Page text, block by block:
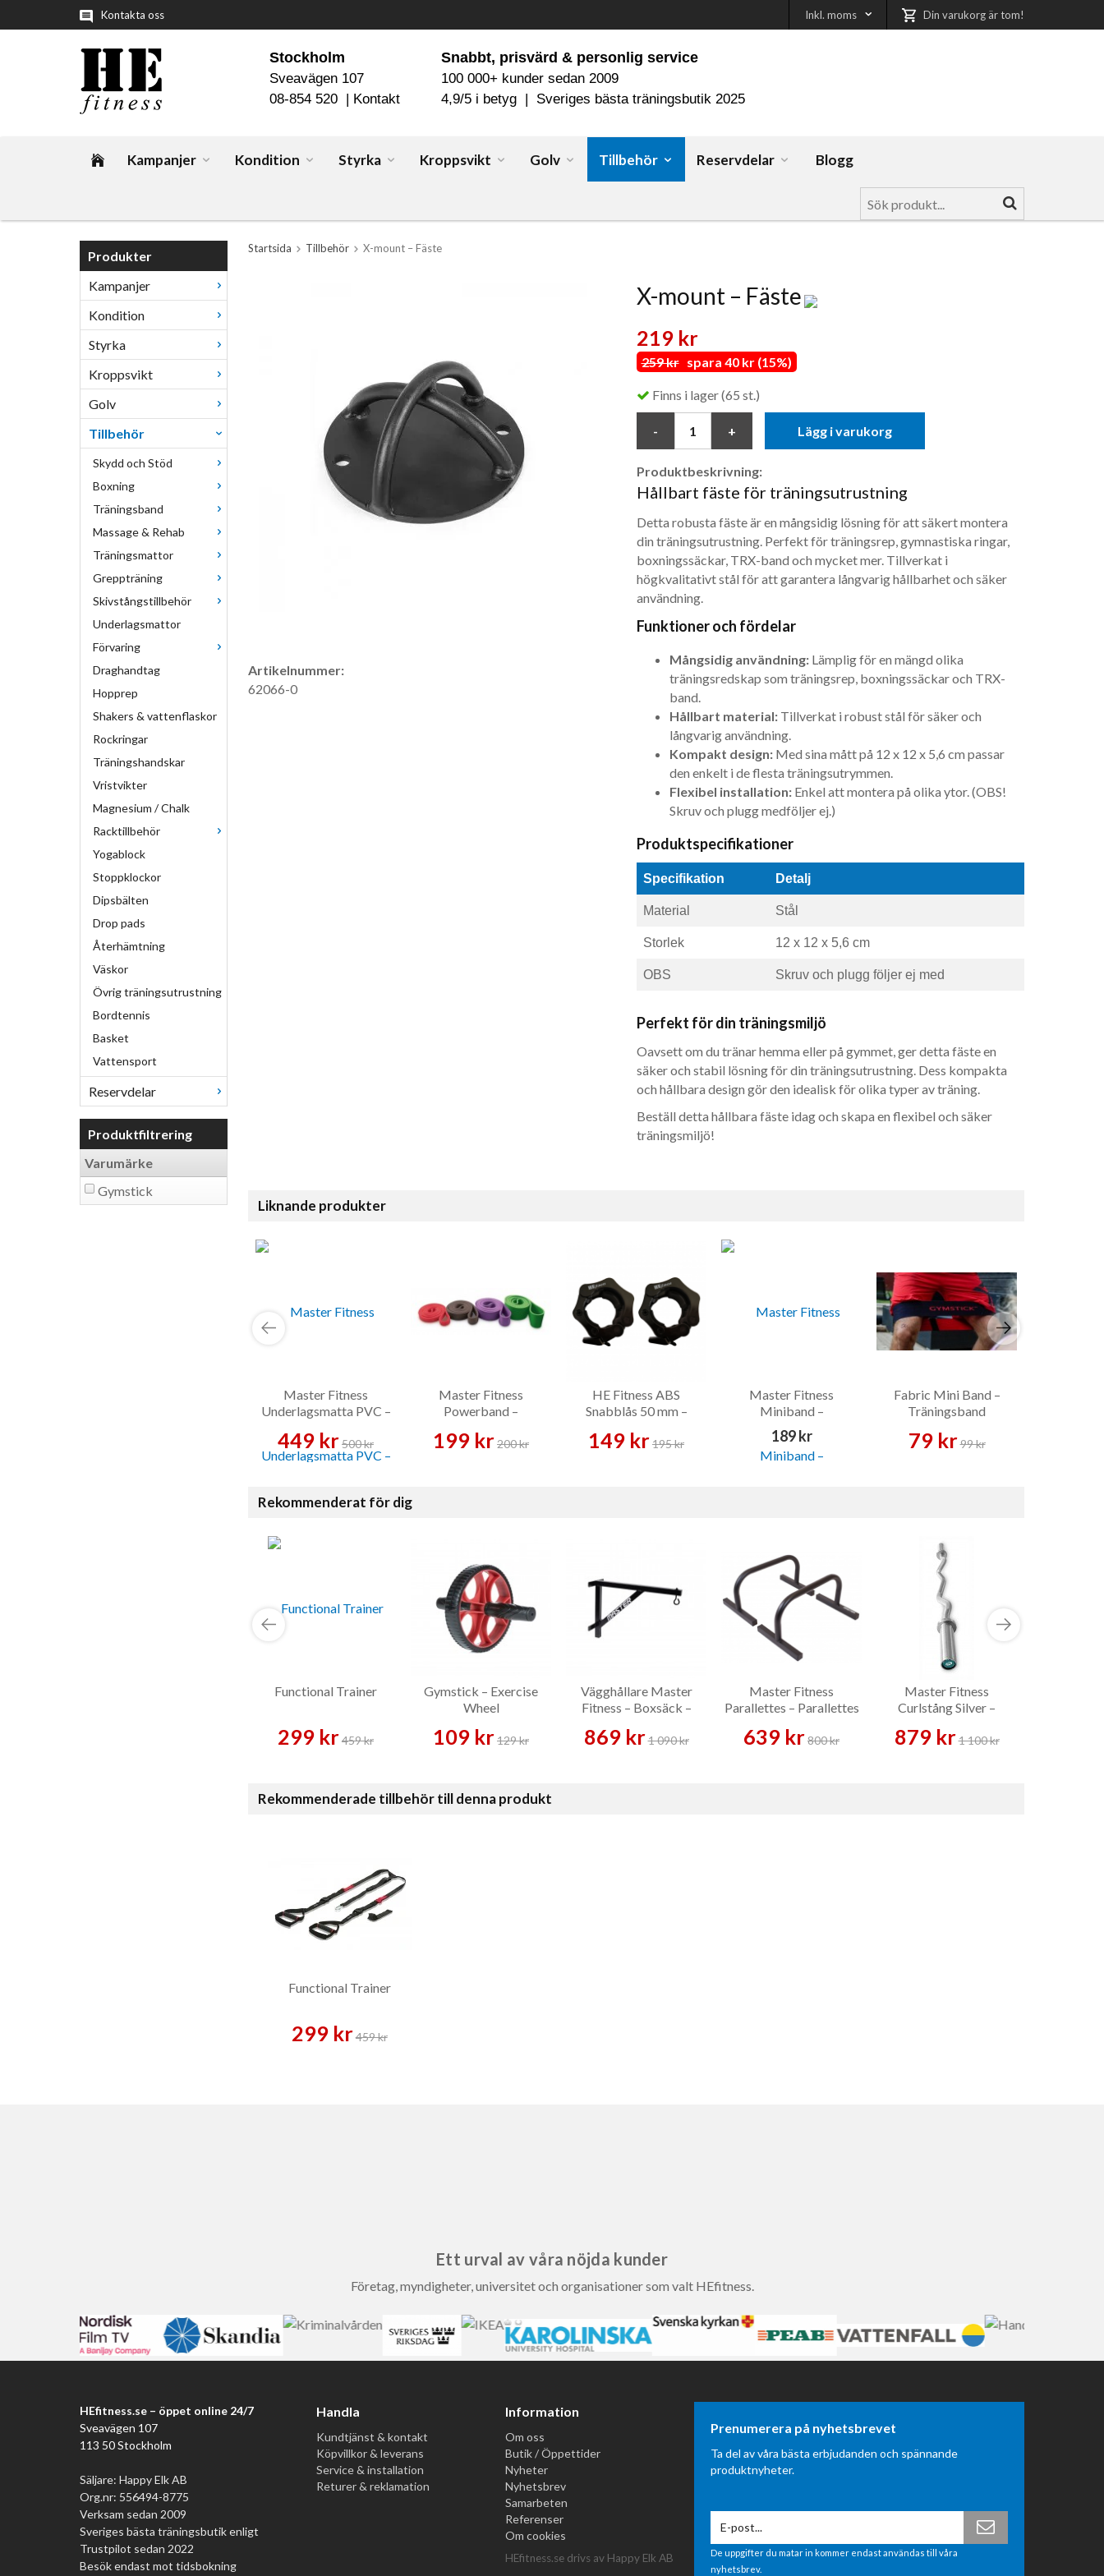
Kontakta oss Inkl. moms Din varukorg är tom!
Snabbt, prisvärd & personlig service
100 000+ kunder sedan 2009
4,9/5 i betyg | Sveriges bästa träningsbutik 2025
Stockholm
Sveavägen 107
08-854 520 | Kontakt
Kampanjer Kondition Styrka Kroppsvikt Golv Tillbehör Reservdelar Blogg
Produkter
Kampanjer
Kondition
Styrka
Kroppsvikt
Golv
Tillbehör
Skydd och Stöd
Boxning
Träningsband
Massage & Rehab
Träningsmattor
Greppträning
Skivstångstillbehör
Underlagsmattor
Förvaring
Draghandtag
Hopprep
Shakers & vattenflaskor
Rockringar
Träningshandskar
Vristvikter
Magnesium / Chalk
Racktillbehör
Yogablock
Stoppklockor
Dipsbälten
Drop pads
Återhämtning
Väskor
Övrig träningsutrustning
Bordtennis
Basket
Vattensport
Reservdelar
Produktfiltrering
Varumärke
Gymstick
Startsida Tillbehör X-mount – Fäste
X-mount – Fäste
219 kr
259 krspara 40 kr (15%)
Finns i lager (65 st.)
Lägg i varukorg
Produktbeskrivning:
Hållbart fäste för träningsutrustning
Detta robusta fäste är en mångsidig lösning för att säkert montera
din träningsutrustning. Perfekt för träningsrep, gymnastiska ringar,
boxningssäckar, TRX-band och mycket mer. Tillverkat i
högkvalitativt stål för att garantera långvarig hållbarhet och säker
användning.
Funktioner och fördelar
Mångsidig användning:Lämplig för en mängd olika
träningsredskap som träningsrep, boxningssäckar och TRX-
band.
Hållbart material:Tillverkat i robust stål för säker och
långvarig användning.
Kompakt design:Med sina mått på 12 x 12 x 5,6 cm passar
den enkelt i de flesta träningsutrymmen.
Flexibel installation:Enkel att montera på olika ytor. (OBS!
Skruv och plugg medföljer ej.)
Produktspecifikationer
Specifikation Detalj
Material Stål
Storlek 12 x 12 x 5,6 cm
OBS Skruv och plugg följer ej med
Perfekt för din träningsmiljö
Oavsett om du tränar hemma eller på gymmet, ger detta fäste en
säker och stabil lösning för din träningsutrustning. Dess kompakta
och hållbara design gör den idealisk för olika typer av träning.
Beställ detta hållbara fäste idag och skapa en flexibel och säker
träningsmiljö!
Artikelnummer:
62066-0
Liknande produkter
Master Fitness
Underlagsmatta PVC –
449 kr500 kr
Master Fitness
Powerband –
199 kr200 kr
HE Fitness ABS
Snabblås 50 mm –
149 kr195 kr
Master Fitness
Miniband –
Träningsband
189 kr
Fabric Mini Band –
Träningsband
79 kr99 kr
Rekommenderat för dig
Functional Trainer
299 kr459 kr
Gymstick – Exercise
Wheel
109 kr129 kr
Vägghållare Master
Fitness – Boxsäck –
869 kr1 090 kr
Master Fitness
Parallettes – Parallettes
639 kr800 kr
Master Fitness
Curlstång Silver –
879 kr1 100 kr
Rekommenderade tillbehör till denna produkt
Functional Trainer
299 kr459 kr
Ett urval av våra nöjda kunder
Företag, myndigheter, universitet och organisationer som valt HEfitness.
HEfitness.se – öppet online 24/7
Sveavägen 107
113 50 Stockholm
Säljare: Happy Elk AB
Org.nr: 556494-8775
Verksam sedan 2009
Sveriges bästa träningsbutik enligt
Trustpilot sedan 2022
Besök endast mot tidsbokning
Handla
Kundtjänst & kontakt
Köpvillkor & leverans
Service & installation
Returer & reklamation
Information
Om oss
Butik / Öppettider
Nyheter
Nyhetsbrev
Samarbeten
Referenser
Om cookies
HEfitness.se drivs av Happy Elk AB
Prenumerera på nyhetsbrevet
Ta del av våra bästa erbjudanden och spännande
produktnyheter.
De uppgifter du matar in kommer endast användas till våra
nyhetsbrev.